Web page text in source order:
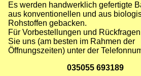
Es werden handwerklich gefertigte
aus konventionellen und aus
Rohstoffen gebacken.
Für Vorbestellungen und
Sie uns (am besten im Rahmen der
Öffnungszeiten) unter der
035055 693189